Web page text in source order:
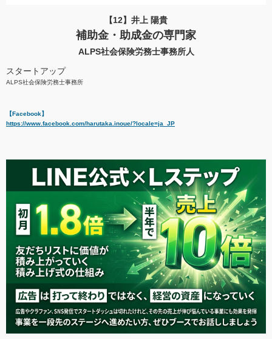
【12】井上 陽貴
補助金・助成金の専門家
ALPS社会保険労務士事務所人
スタートアップ
ALPS社会保険労務士事務所
【Facebook】
https://www.facebook.com/harutaka.inoue/?locale=ja_JP